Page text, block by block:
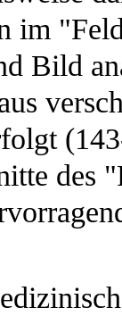
im
Bild
des